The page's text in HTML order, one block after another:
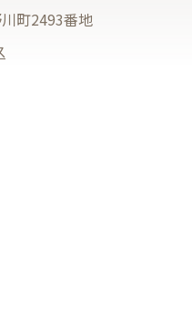
町2493番地